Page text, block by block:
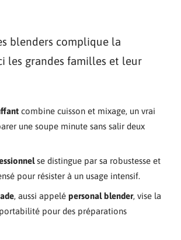
blenders complique la
les grandes familles et leur
combine cuisson et mixage, un vrai
une soupe minute sans salir deux
se distingue par sa robustesse et
pour résister à un usage intensif.
, aussi appelé personal blender, vise la
pour des préparations